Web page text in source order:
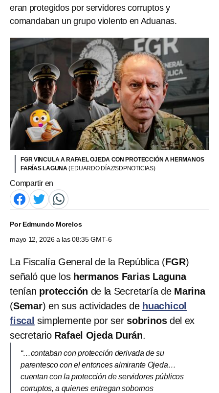
eran protegidos por servidores corruptos y
comandaban un grupo violento en Aduanas.
FGR VINCULA A RAFAEL OJEDA CON PROTECCIÓN A HERMANOS
FARÍAS LAGUNA(EDUARDO DÍAZ/SDPNOTICIAS)
Compartir en
PorEdmundo Morelos
mayo 12, 2026 a las 08:35 GMT-6
La Fiscalía General de la República (FGR)
señaló que los hermanos Farias Laguna
tenían protección de la Secretaría de Marina
(Semar) en sus actividades de huachicol
fiscal simplemente por ser sobrinosdel ex
secretario Rafael Ojeda Durán.
“…contaban con protección derivada de su
parentesco con el entonces almirante Ojeda…
cuentan con la protección de servidores públicos
corruptos, a quienes entregan sobornos